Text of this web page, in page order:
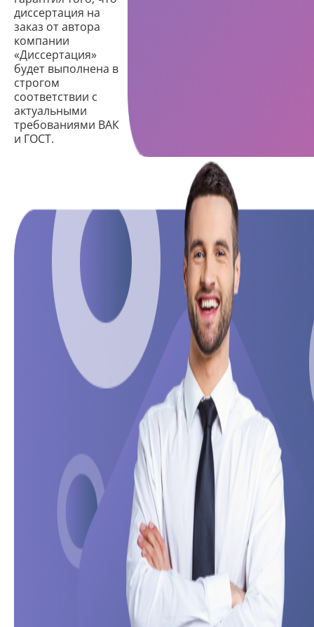
диссертация на
заказ от автора
компании
«Диссертация»
будет выполнена в
строгом
соответствии с
актуальными
требованиями ВАК
и ГОСТ.